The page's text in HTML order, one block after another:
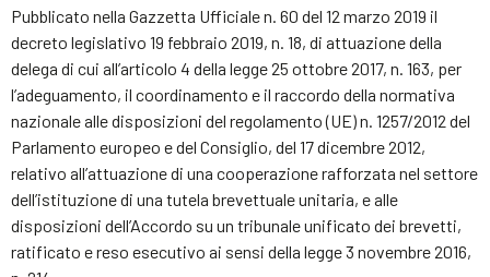
Pubblicato nella Gazzetta Ufficiale n. 60 del 12 marzo 2019 il
decreto legislativo 19 febbraio 2019, n. 18, di attuazione della
delega di cui all’articolo 4 della legge 25 ottobre 2017, n. 163, per
l’adeguamento, il coordinamento e il raccordo della normativa
nazionale alle disposizioni del regolamento (UE) n. 1257/2012 del
Parlamento europeo e del Consiglio, del 17 dicembre 2012,
relativo all’attuazione di una cooperazione rafforzata nel settore
dell’istituzione di una tutela brevettuale unitaria, e alle
disposizioni dell’Accordo su un tribunale unificato dei brevetti,
ratificato e reso esecutivo ai sensi della legge 3 novembre 2016,